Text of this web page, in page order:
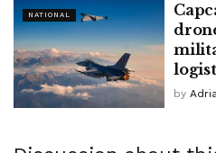
NATIONAL
by